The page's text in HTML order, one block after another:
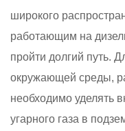
широкого
работающим на
пройти долгий путь.
окружающей среды,
необходимо уделять
угарного газа в